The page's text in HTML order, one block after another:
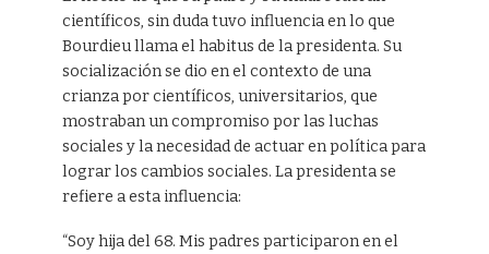
científicos, sin duda tuvo influencia en lo que
Bourdieu llama el habitus de la presidenta. Su
socialización se dio en el contexto de una
crianza por científicos, universitarios, que
mostraban un compromiso por las luchas
sociales y la necesidad de actuar en política para
lograr los cambios sociales. La presidenta se
refiere a esta influencia:
“Soy hija del 68. Mis padres participaron en el